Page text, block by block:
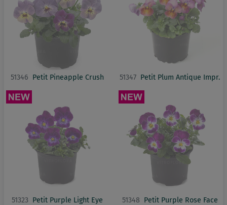
51346 Petit Pineapple Crush 51347 Petit Plum Antique Impr.
51323 Petit Purple Light Eye 51348 Petit Purple Rose Face